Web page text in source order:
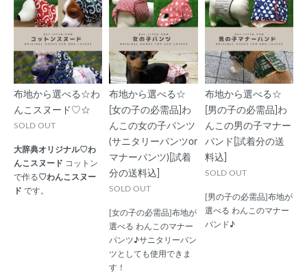
布地から選べる☆わ
んこスヌード♡☆
SOLD OUT
大辞典オリジナル♡わ
んこスヌード コットン
で作る♡わんこスヌー
ド です。
布地から選べる☆
[女の子の必需品]わ
んこの女の子パンツ
(サニタリーパンツor
マナーパンツ)[試着
分の送料込]
SOLD OUT
[女の子の必需品]布地が
選べる わんこのマナー
パンツ♪サニタリーパン
ツとしても使用できま
す！
布地から選べる☆
[男の子の必需品]わ
んこの男の子マナー
バンド[試着分の送
料込]
SOLD OUT
[男の子の必需品]布地が
選べる わんこのマナー
バンド♪